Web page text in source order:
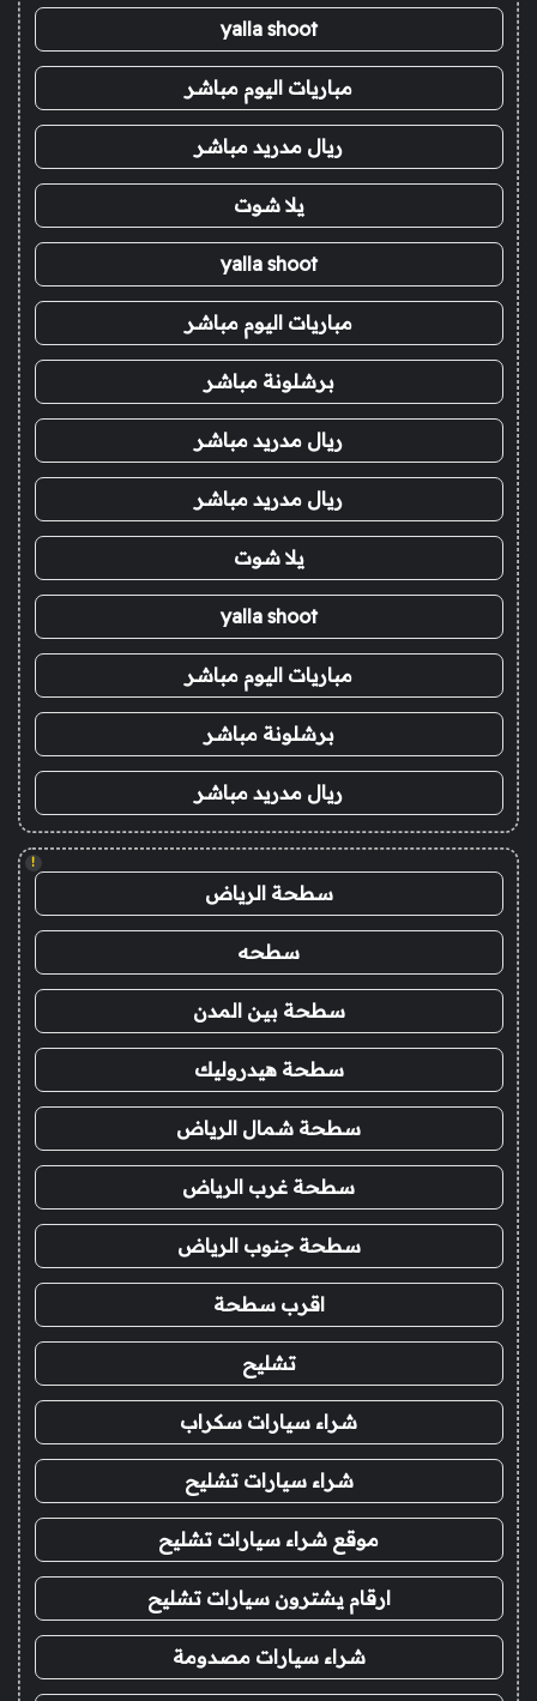
yalla shoot
مباريات اليوم مباشر
ريال مدريد مباشر
يلا شوت
yalla shoot
مباريات اليوم مباشر
برشلونة مباشر
ريال مدريد مباشر
ريال مدريد مباشر
يلا شوت
yalla shoot
مباريات اليوم مباشر
برشلونة مباشر
ريال مدريد مباشر
!
سطحة الرياض
سطحه
سطحة بين المدن
سطحة هيدروليك
سطحة شمال الرياض
سطحة غرب الرياض
سطحة جنوب الرياض
اقرب سطحة
تشليح
شراء سيارات سكراب
شراء سيارات تشليح
موقع شراء سيارات تشليح
ارقام يشترون سيارات تشليح
شراء سيارات مصدومة